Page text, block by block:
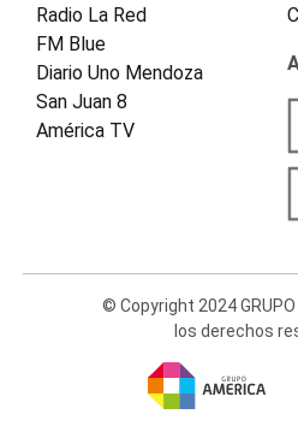
Radio La Red
FM Blue
Diario Uno Mendoza
San Juan 8
América TV
© Copyright 2024
los derechos